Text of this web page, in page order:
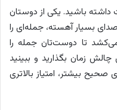
باشید. یکی از دوستان
بسیار آهسته، جمله‌ای را
تا دوست‌تان جمله را
زمان بگذارید و ببینید
بیشتر، امتیاز بالاتری